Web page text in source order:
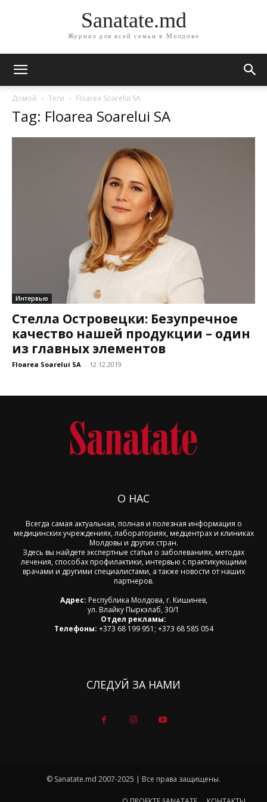
Sanatate.md
Журнал для всей семьи в Молдове
Домой Теги Floarea Soarelui SA
Tag: Floarea Soarelui SA
Интервью
Стелла Островецки: Безупречное
качество нашей продукции – один
из главных элементов
Floarea Soarelui SA - 12.12.2019
О НАС
Всегда самая актуальная, полная и полезная информация о
медицинских учреждениях, лабораториях, медцентрах и клиниках
Молдовы и других стран.
Здесь вы найдете экспертные статьи о заболеваниях, методах
лечения, способах профилактики, интервью с практикующими
врачами и другими специалистами, а также новости от наших
партнеров.
Адрес: Республика Молдова, г. Кишинев,
ул. Влайку Пыркэлаб, 30/1
Отдел рекламы:
Телефоны: +373 68 199 951; +373 68 585 054
СЛЕДУЙ ЗА НАМИ
© Sanatate.md 2007-2025 | Все права защищены.